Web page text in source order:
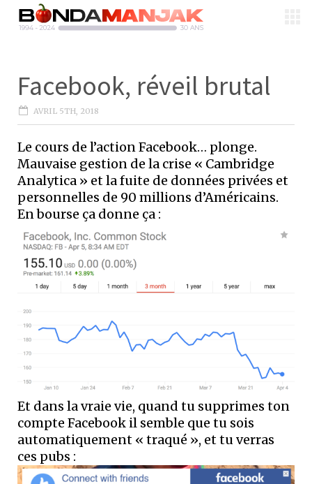
Facebook, réveil brutal
AVRIL 5TH, 2018
Le cours de l’action Facebook… plonge.
Mauvaise gestion de la crise « Cambridge
Analytica » et la fuite de données privées et
personnelles de 90 millions d’Américains.
En bourse ça donne ça :
Et dans la vraie vie, quand tu supprimes ton
compte Facebook il semble que tu sois
automatiquement « traqué », et tu verras
ces pubs :